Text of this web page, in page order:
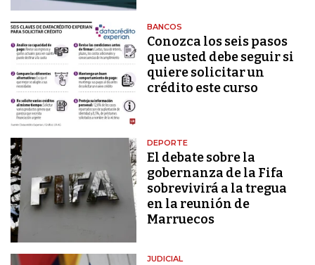
BANCOS
Conozca los seis pasos
que usted debe seguir si
quiere solicitar un
crédito este curso
DEPORTE
El debate sobre la
gobernanza de la Fifa
sobrevivirá a la tregua
en la reunión de
Marruecos
JUDICIAL